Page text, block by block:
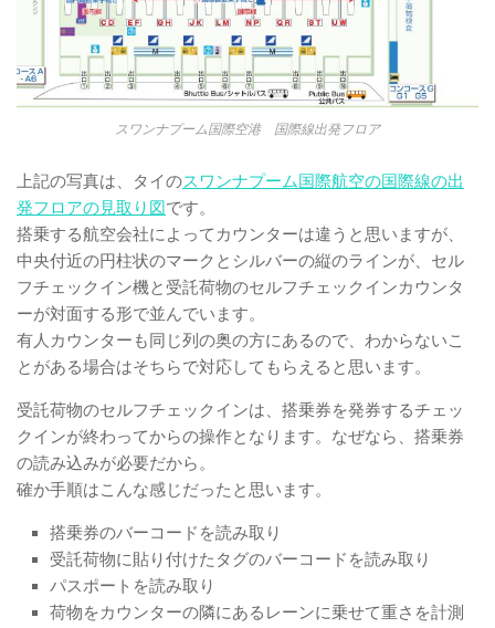
スワンナプーム国際空港 国際線出発フロア
上記の写真は、タイのスワンナプーム国際航空の国際線の出
発フロアの見取り図です。
搭乗する航空会社によってカウンターは違うと思いますが、
中央付近の円柱状のマークとシルバーの縦のラインが、セル
フチェックイン機と受託荷物のセルフチェックインカウンタ
ーが対面する形で並んでいます。
有人カウンターも同じ列の奥の方にあるので、わからないこ
とがある場合はそちらで対応してもらえると思います。
受託荷物のセルフチェックインは、搭乗券を発券するチェッ
クインが終わってからの操作となります。なぜなら、搭乗券
の読み込みが必要だから。
確か手順はこんな感じだったと思います。
搭乗券のバーコードを読み取り
受託荷物に貼り付けたタグのバーコードを読み取り
パスポートを読み取り
荷物をカウンターの隣にあるレーンに乗せて重さを計測